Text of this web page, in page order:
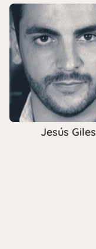
Jesús Giles